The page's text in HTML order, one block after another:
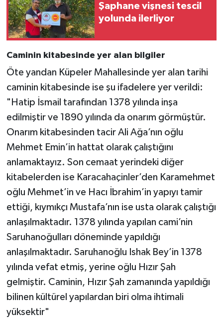
Şaphane vişnesi tescil
yolunda ilerliyor
Caminin kitabesinde yer alan bilgiler
Öte yandan Küpeler Mahallesinde yer alan tarihi
caminin kitabesinde ise şu ifadelere yer verildi:
"Hatip İsmail tarafından 1378 yılında inşa
edilmiştir ve 1890 yılında da onarım görmüştür.
Onarım kitabesinden tacir Ali Ağa’nın oğlu
Mehmet Emin’in hattat olarak çalıştığını
anlamaktayız. Son cemaat yerindeki diğer
kitabelerden ise Karacahaçinler’den Karamehmet
oğlu Mehmet’in ve Hacı İbrahim’in yapıyı tamir
ettiği, kıymıkçı Mustafa’nın ise usta olarak çalıştığı
anlaşılmaktadır. 1378 yılında yapılan cami’nin
Saruhanoğulları döneminde yapıldığı
anlaşılmaktadır. Saruhanoğlu Ishak Bey’in 1378
yılında vefat etmiş, yerine oğlu Hızır Şah
gelmiştir. Caminin, Hızır Şah zamanında yapıldığı
bilinen kültürel yapılardan biri olma ihtimali
yüksektir"